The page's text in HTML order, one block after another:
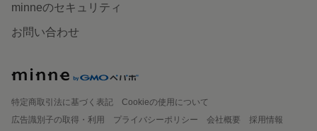
minneのセキュリティ
お問い合わせ
特定商取引法に基づく表記
Cookieの使用について
広告識別子の取得・利用
プライバシーポリシー 会社概要
採用情報